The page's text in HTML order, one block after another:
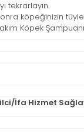
tekrarlayın.
köpeğinizin
Köpek
İfa Hizmet